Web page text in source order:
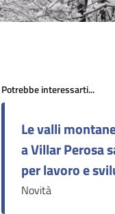
Potrebbe interessarti...
Le valli
a Villar Perosa
per lavoro e
Novità